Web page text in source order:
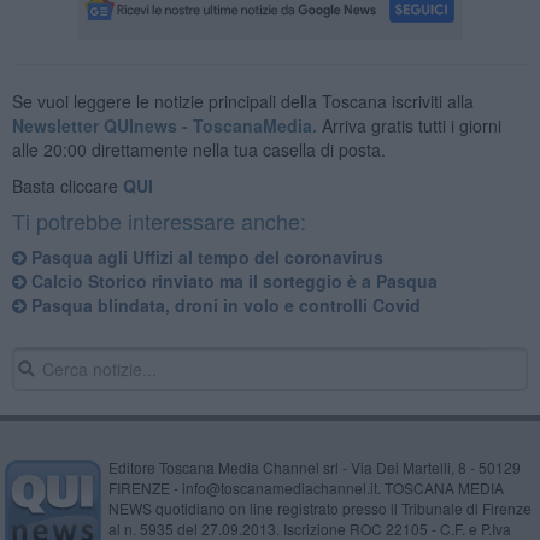
Se vuoi leggere le notizie principali della Toscana iscriviti alla
Newsletter QUInews - ToscanaMedia. Arriva gratis tutti i giorni
alle 20:00 direttamente nella tua casella di posta.
Basta cliccare QUI
Ti potrebbe interessare anche:
Pasqua agli Uffizi al tempo del coronavirus
Calcio Storico rinviato ma il sorteggio è a Pasqua
Pasqua blindata, droni in volo e controlli Covid
Editore Toscana Media Channel srl - Via Dei Martelli, 8 - 50129
FIRENZE - info@toscanamediachannel.it. TOSCANA MEDIA
NEWS quotidiano on line registrato presso il Tribunale di Firenze
al n. 5935 del 27.09.2013. Iscrizione ROC 22105 - C.F. e P.Iva